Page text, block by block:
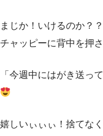
まじか！いけるのか？？
チャッピーに背中を押
「今週中にはがき送っ
嬉しいぃぃぃ！捨てな